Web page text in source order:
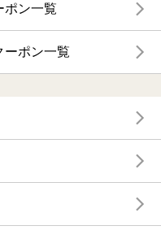
ポン一覧
ーポン一覧